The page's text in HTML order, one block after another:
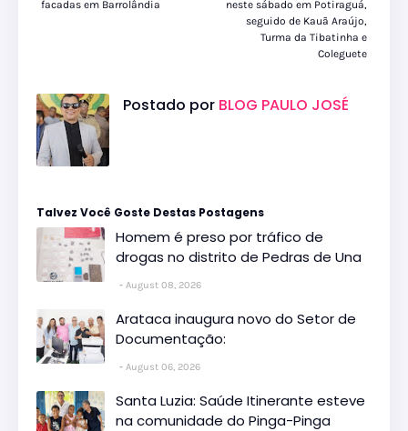
neste sábado em Potiraguá,
seguido de Kauã Araújo,
Turma da Tibatinha e
Coleguete
facadas em Barrolândia
Postado por BLOG PAULO JOSÉ
Talvez Você Goste Destas Postagens
Homem é preso por tráfico de
drogas no distrito de Pedras de Una
August 08, 2026
Arataca inaugura novo do Setor de
Documentação:
August 06, 2026
Santa Luzia: Saúde Itinerante esteve
na comunidade do Pinga-Pinga